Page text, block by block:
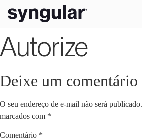
Autorize
Deixe um comentário
O seu endereço de e-mail não será publicado.
marcados com *
Comentário *